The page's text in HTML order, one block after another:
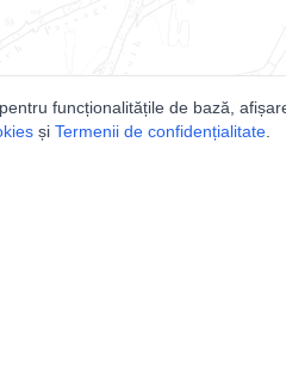
funcționalitățile de bază,
și Termenii de confidențialitate